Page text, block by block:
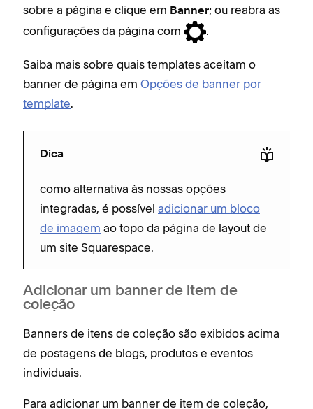
sobre a página e clique em Banner; ou reabra as
configurações da página com
.
Saiba mais sobre quais templates aceitam o
banner de página em Opções de banner por
template.
Dica
como alternativa às nossas opções
integradas, é possível adicionar um bloco
de imagem ao topo da página de layout de
um site Squarespace.
Adicionar um banner de item de
coleção
Banners de itens de coleção são exibidos acima
de postagens de blogs, produtos e eventos
individuais.
Para adicionar um banner de item de coleção,